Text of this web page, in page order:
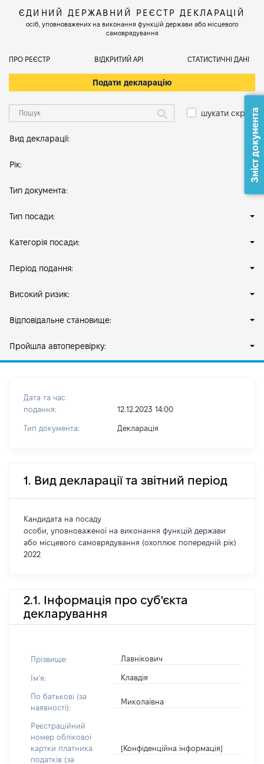
ЄДИНИЙ ДЕРЖАВНИЙ РЕЄСТР ДЕКЛАРАЦІЙ
осіб, уповноважених на виконання функцій держави або місцевого
самоврядування
ПРО РЕЄСТР ВІДКРИТИЙ АРІ СТАТИСТИЧНІ ДАНІ
Подати декларацію
шукати скрізь
Вид декларації:
Рік:
Тип документа:
Тип посади:
Категорія посади:
Період подання:
Високий ризик:
Відповідальне становище:
Пройшла автоперевірку:
Дата та час
подання:
12.12.2023 14:00
Тип документа: Декларація
1. Вид декларації та звітний період
Кандидата на посаду
особи, уповноваженої на виконання функцій держави
або місцевого самоврядування (охоплює попередній рік)
2022
2.1. Інформація про суб'єкта
декларування
Прізвище: Лавнікович
Імʼя: Клавдія
По батькові (за
наявності):
Миколаївна
Реєстраційний
номер облікової
картки платника
податків (за
[Конфіденційна інформація]
Зміст документа